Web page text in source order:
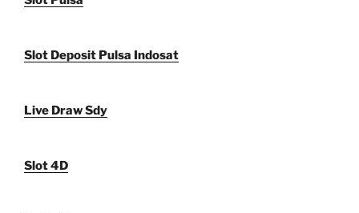
Slot Deposit Pulsa Indosat
Live Draw Sdy
Slot 4D